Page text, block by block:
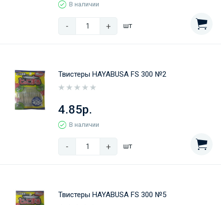
В наличии
- + шт
Твистеры HAYABUSA FS 300 №2
4.85р.
В наличии
- + шт
Твистеры HAYABUSA FS 300 №5